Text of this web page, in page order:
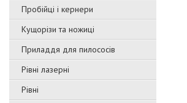
Пробійці і кернери
Кущорізи та ножиці
Приладдя для пилососів
Рівні лазерні
Рівні